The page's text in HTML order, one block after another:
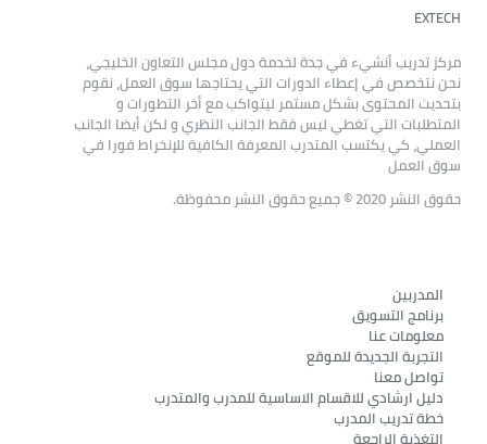
EXTECH
مركز تدريب أنشيء في جدة لخدمة دول مجلس التعاون الخليجي،
نحن نتخصص في إعطاء الدورات التي يحتاجها سوق العمل، نقوم
بتحديث المحتوى بشكل مستمر ليتواكب مع أخر التطورات و
المتطلبات التي تغطي ليس فقط الجانب النظري و لكن أيضا الجانب
العملي، كي يكتسب المتدرب المعرفة الكافية للإنخراط فورا في
سوق العمل
حقوق النشر 2020 © جميع حقوق النشر محفوظة.
المدربين
برنامج التسويق
معلومات عنا
التجربة الجديدة للموقع
تواصل معنا
دليل ارشادي للاقسام الاساسية للمدرب والمتدرب
خطة تدريب المدرب
التغذية الراجعة